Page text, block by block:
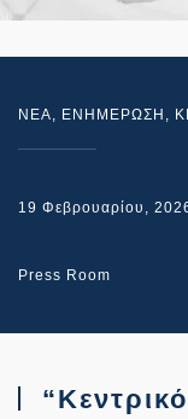
NEA, ΕΝΗΜΕΡΩΣΗ ,
19 Φεβρουαρίου,
Press Room